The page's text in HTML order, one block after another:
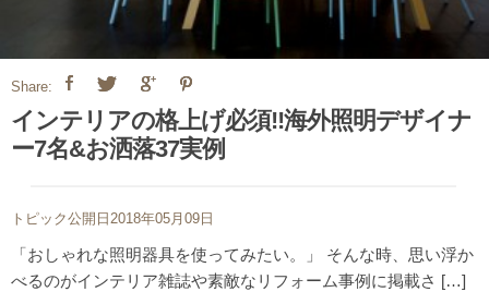
Share:
インテリアの格上げ必須!!海外照明デザイナ
ー7名&お洒落37実例
トピック公開日2018年05月09日
「おしゃれな照明器具を使ってみたい。」 そんな時、思い浮か
べるのがインテリア雑誌や素敵なリフォーム事例に掲載さ […]